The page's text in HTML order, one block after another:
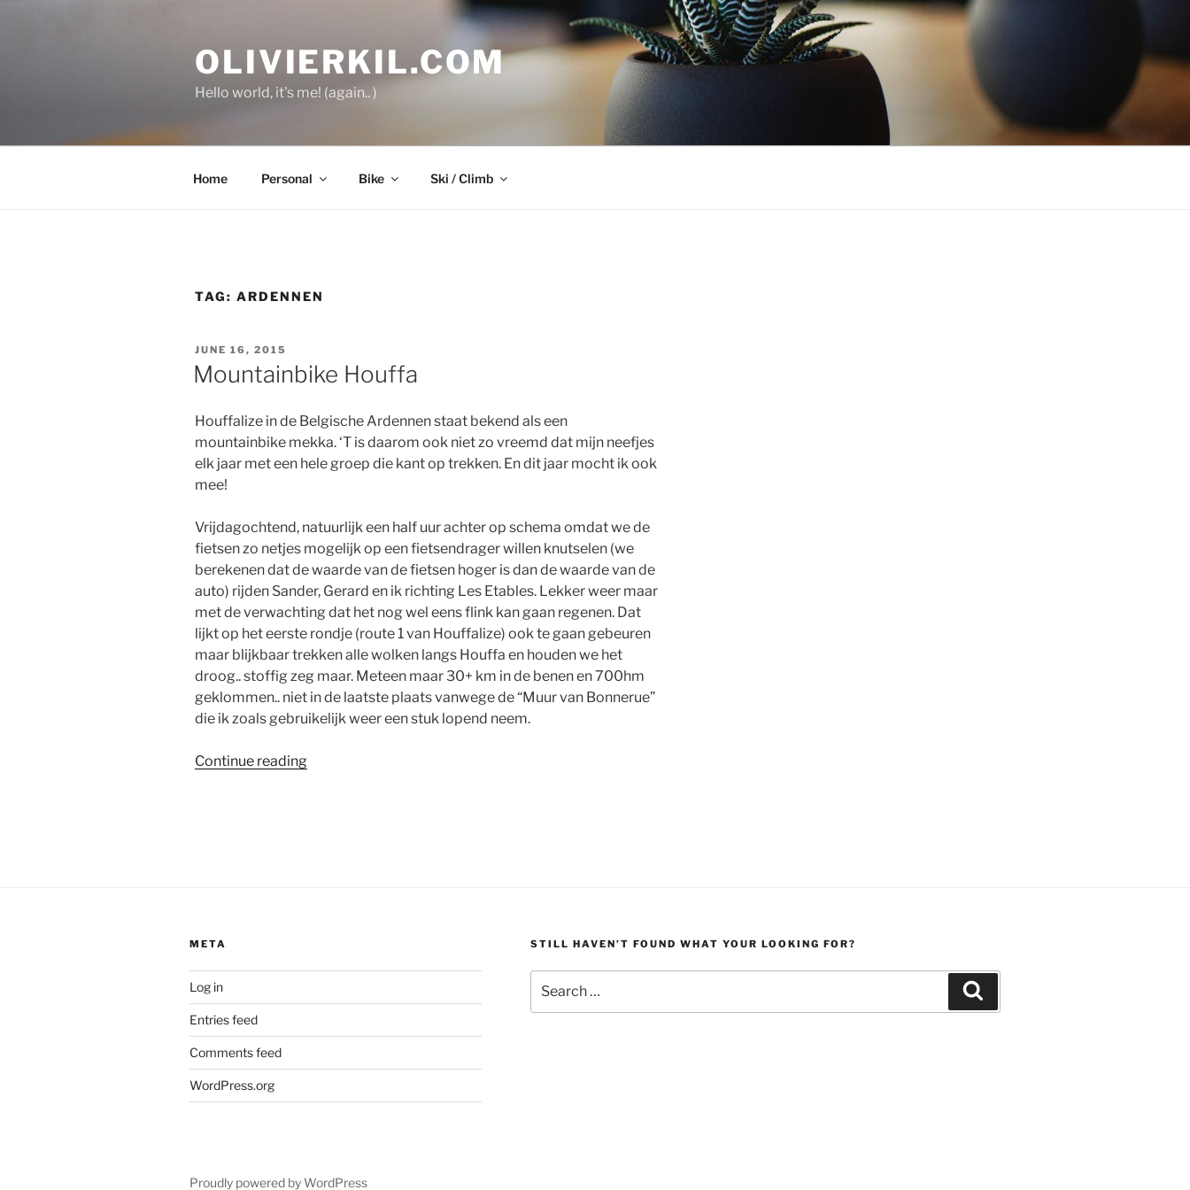
OLIVIERKIL.COM
Hello world, it's me! (again.. )
Home Personal Bike Ski / Climb
TAG: ARDENNEN
POSTED
ON
JUNE 16, 2015
Mountainbike Houffa
Houffalize in de Belgische Ardennen staat bekend als een
mountainbike mekka. ‘T is daarom ook niet zo vreemd dat mijn neefjes
elk jaar met een hele groep die kant op trekken. En dit jaar mocht ik ook
mee!
Vrijdagochtend, natuurlijk een half uur achter op schema omdat we de
fietsen zo netjes mogelijk op een fietsendrager willen knutselen (we
berekenen dat de waarde van de fietsen hoger is dan de waarde van de
auto) rijden Sander, Gerard en ik richting Les Etables. Lekker weer maar
met de verwachting dat het nog wel eens flink kan gaan regenen. Dat
lijkt op het eerste rondje (route 1 van Houffalize) ook te gaan gebeuren
maar blijkbaar trekken alle wolken langs Houffa en houden we het
droog.. stoffig zeg maar. Meteen maar 30+ km in de benen en 700hm
geklommen.. niet in de laatste plaats vanwege de “Muur van Bonnerue”
die ik zoals gebruikelijk weer een stuk lopend neem.
Continue reading“Mountainbike
META
Log in
Entries feed
Comments feed
WordPress.org
STILL HAVEN’T FOUND WHAT YOUR LOOKING FOR?
for:
Proudly powered by WordPress